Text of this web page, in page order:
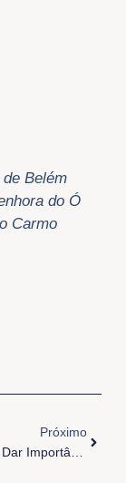
Belém
do Ó
Carmo
Próximo
Motivos Para Dar Importância Ao Sínodo